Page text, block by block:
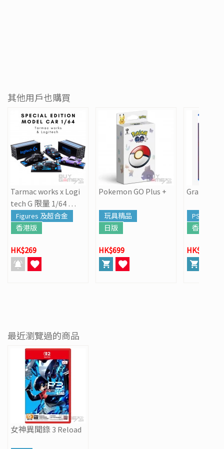
其他用戶也購買
Tarmac works x Logi
tech G 限量 1/64 跑
車模型
Figures 及超合金
香港版
HK$269
Pokemon GO Plus +
玩具精品
日版
HK$699
Grand
PS5
香港版
HK$568
最近瀏覽過的商品
女神異聞錄 3 Reload